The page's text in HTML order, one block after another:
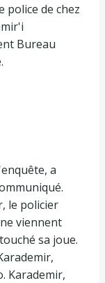
police de chez
Bureau
a
le policier
viennent
sa joue.
Karademir,